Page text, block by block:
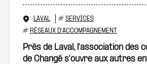
LAVAL # SERVICES
# RÉSEAUX D'ACCOMPAGNEMENT
Près de Laval, l'association des
de Changé s'ouvre aux autres